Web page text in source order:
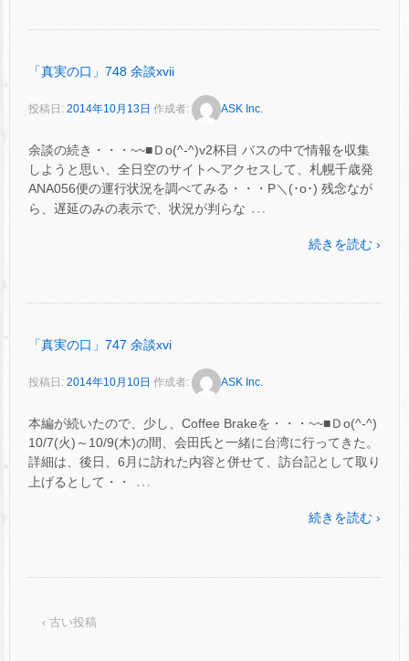
「真実の口」748 余談xvii
投稿日: 2014年10月13日 作成者: ASK Inc.
余談の続き・・・~~■Ｄo(^-^)v2杯目 バスの中で情報を収集
しようと思い、全日空のサイトへアクセスして、札幌千歳発
ANA056便の運行状況を調べてみる・・・P＼(･o･) 残念なが
ら、遅延のみの表示で、状況が判らな …
続きを読む ›
「真実の口」747 余談xvi
投稿日: 2014年10月10日 作成者: ASK Inc.
本編が続いたので、少し、Coffee Brakeを・・・~~■Ｄo(^-^)
10/7(火)～10/9(木)の間、会田氏と一緒に台湾に行ってきた。
詳細は、後日、6月に訪れた内容と併せて、訪台記として取り
上げるとして・・
…
続きを読む ›
‹ 古い投稿